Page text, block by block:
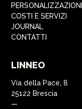
PERSONALIZZAZIONI
COSTI E SERVIZI
JOURNAL
CONTATTI
LINNEO
Via della Pace, 8
25122 Brescia
—